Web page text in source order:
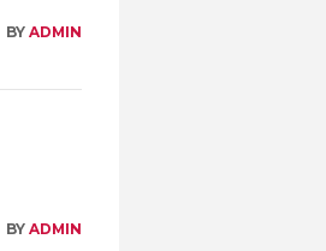
BY ADMIN
BY ADMIN